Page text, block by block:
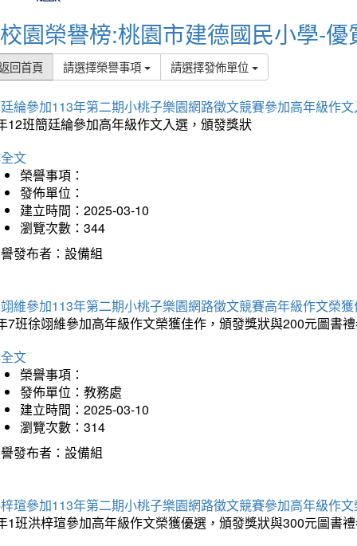
校園榮譽榜:桃園市建德國民小學-優
回首頁 請選擇榮譽事項 請選擇發佈單位
綸參加113年第二期小桃子樂園網路徵文競賽參加高年級作
12班簡廷綸參加高年級作文入選，頒發獎狀
文
榮譽事項：
發佈單位：
建立時間：2025-03-10
瀏覽次數：344
發布者：設備組
維參加113年第二期小桃子樂園網路徵文競賽高年級作文榮
7班徐翊維參加高年級作文榮獲佳作，頒發獎狀與200元圖書
文
榮譽事項：
發佈單位：教務處
建立時間：2025-03-10
瀏覽次數：314
發布者：設備組
瑄參加113年第二期小桃子樂園網路徵文競賽參加高年級作
1班洪梓瑄參加高年級作文榮獲優選，頒發獎狀與300元圖書